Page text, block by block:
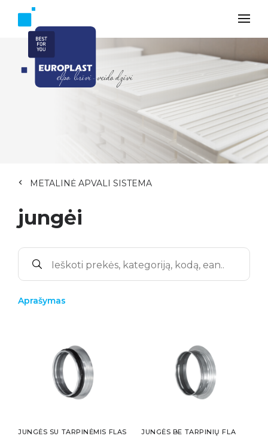
METALINĖ APVALI SISTEMA
jungėi
Aprašymas
JUNGĖS SU TARPINĖMIS FLAS JUNGĖS BE TARPINIŲ FLA